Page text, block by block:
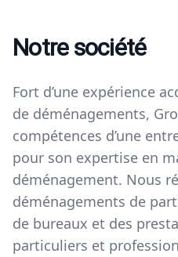
Notre société
Fort d’une expérience
de déménagements,
compétences d’une
pour son expertise en
déménagement.​ Nous
déménagements de
de bureaux et des
particuliers et